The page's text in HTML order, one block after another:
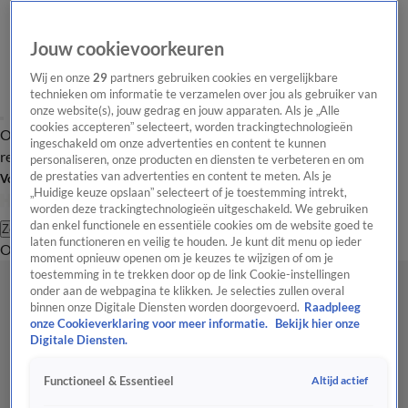
Overzicht Laatste nieuws Regionieuws Het beste van Hart
Tip de
redactie
Volg Hart van Nederland
Zoeken
OverzichtRegioUitzendingenWeerTip de redactiePanelVideo's
Jouw cookievoorkeuren
Wij en onze29 partners gebruiken cookies en vergelijkbare
technieken om informatie te verzamelen over jou als gebruiker van
onze website(s), jouw gedrag en jouw apparaten. Als je „Alle
cookies accepteren” selecteert, worden trackingtechnologieën
ingeschakeld om onze advertenties en content te kunnen
personaliseren, onze producten en diensten te verbeteren en om
de prestaties van advertenties en content te meten. Als je
„Huidige keuze opslaan” selecteert of je toestemming intrekt,
worden deze trackingtechnologieën uitgeschakeld. We gebruiken
dan enkel functionele en essentiële cookies om de website goed te
laten functioneren en veilig te houden. Je kunt dit menu op ieder
moment opnieuw openen om je keuzes te wijzigen of om je
toestemming in te trekken door op de link Cookie-instellingen
onder aan de webpagina te klikken. Je selecties zullen overal
binnen onze Digitale Diensten worden doorgevoerd. Raadpleeg
onze Cookieverklaring voor meer informatie.
Bekijk hier onze
Digitale Diensten.
Functioneel & Essentieel Altijd actief